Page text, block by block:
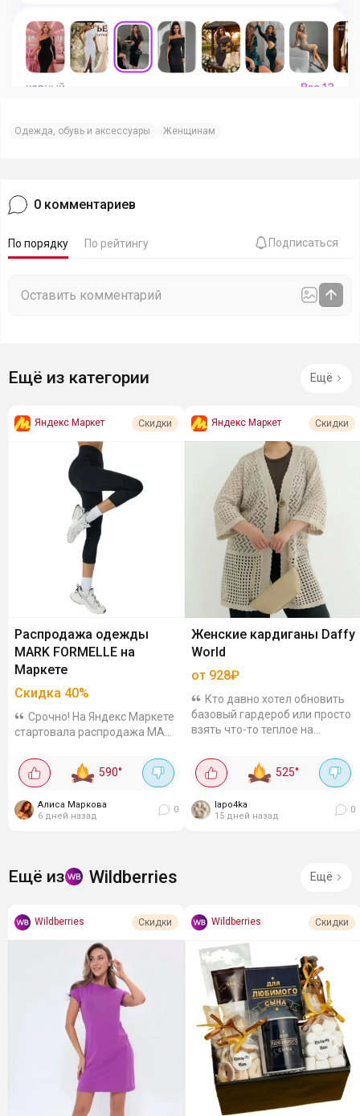
Одежда, обувь и аксессуары Женщинам
0 комментариев
По порядку По рейтингу Подписаться
Ещё из категории Ещё
Яндекс Маркет Скидки
Распродажа одежды
MARK FORMELLE на
Маркете
Скидка 40%
Срочно! На Яндекс Маркете
стартовала распродажа MARK
Промокод действует по
подписке на магазин. Обычно
живут - либо...
590°
Алиса Маркова
6 дней назад
0
Яндекс Маркет Скидки
Женские кардиганы Daffy
World
от 928₽
Кто давно хотел обновить
базовый гардероб или просто
взять что-то теплое на
оставлю подборку мягких
кардиганов в нежных
оттенках:...
525°
lapo4ka
15 дней назад
0
Ещё из Wildberries Ещё
Wildberries Скидки Wildberries Скидки